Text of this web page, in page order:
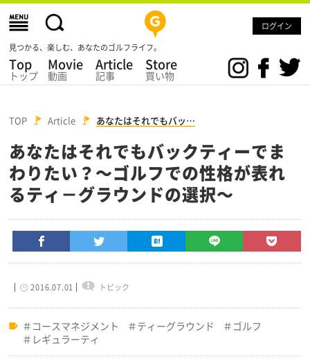
ログイン
見つかる、楽しむ、あなたのゴルフライフ。
Top
トップ
Movie
動画
Article
記事
Store
買い物
TOP Article あなたはそれでもバッ…
あなたはそれでもバックティーでま
わりたい？～ゴルフでの性格が表れ
るティ－グラウンドの選択～
2016.07.01 トピック
コースマネジメント ティーグラウンド
ゴルフ
レギュラーティ